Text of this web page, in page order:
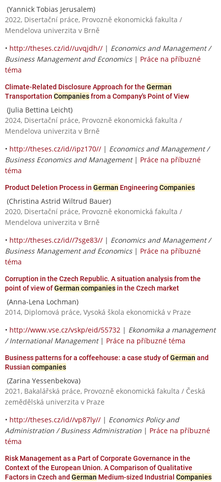
(Yannick Tobias Jerusalem)
2022, Disertační práce, Provozně ekonomická fakulta /
Mendelova univerzita v Brně
• http://theses.cz/id//uvqjdh// | Economics and Management /
Business Management and Economics| Práce na příbuzné
téma
Climate-Related Disclosure Approach for the German
Transportation Companiesfrom a Company's Point of View
(Julia Bettina Leicht)
2024, Disertační práce, Provozně ekonomická fakulta /
Mendelova univerzita v Brně
• http://theses.cz/id//ipz170// | Economics and Management /
Business Economics and Management| Práce na příbuzné
téma
Product Deletion Process in German Engineering Companies
(Christina Astrid Wiltrud Bauer)
2020, Disertační práce, Provozně ekonomická fakulta /
Mendelova univerzita v Brně
• http://theses.cz/id//7sge83// | Economics and Management /
Business Management and Economics| Práce na příbuzné
téma
Corruption in the Czech Republic. A situation analysis from the
point of view ofGerman companies in the Czech market
(Anna-Lena Lochman)
2014, Diplomová práce, Vysoká škola ekonomická v Praze
• http://www.vse.cz/vskp/eid/55732 | Ekonomika a management
/ International Management| Práce na příbuzné téma
Business patterns for a coffeehouse: a case study ofGerman and
Russian companies
(Zarina Yessenbekova)
2021, Bakalářská práce, Provozně ekonomická fakulta / Česká
zemědělská univerzita v Praze
• http://theses.cz/id//vp87ly// | Economics Policy and
Administration / Business Administration | Práce na příbuzné
téma
Risk Management as a Part of Corporate Governance in the
Context of the European Union. A Comparison of Qualitative
Factors in Czech and German Medium-sized Industrial Companies